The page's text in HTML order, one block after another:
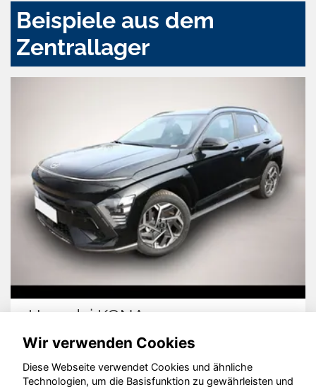
Beispiele aus dem
Zentrallager
KONA Dacia
Wir verwenden Cookies
Diese Webseite verwendet Cookies und ähnliche
Technologien, um die Basisfunktion zu gewährleisten und